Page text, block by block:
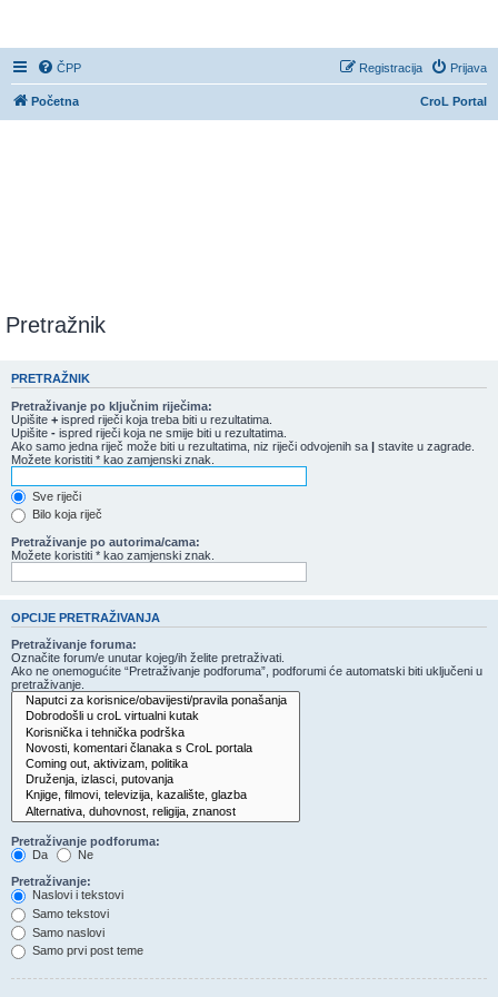
ČPP Prijava
Registracija
CroL Portal
Početna
Pretražnik
PRETRAŽNIK
Pretraživanje po ključnim riječima:
Upišite + ispred riječi koja treba biti u rezultatima.
Upišite - ispred riječi koja ne smije biti u rezultatima.
Ako samo jedna riječ može biti u rezultatima, niz riječi odvojenih sa | stavite u zagrade.
Možete koristiti * kao zamjenski znak.
Sve riječi
Bilo koja riječ
Pretraživanje po autorima/cama:
Možete koristiti * kao zamjenski znak.
OPCIJE PRETRAŽIVANJA
Pretraživanje foruma:
Označite forum/e unutar kojeg/ih želite pretraživati.
Ako ne onemogućite “Pretraživanje podforuma”, podforumi će automatski biti uključeni u
pretraživanje.
Pretraživanje podforuma:
Da
Ne
Pretraživanje:
Naslovi i tekstovi
Samo tekstovi
Samo naslovi
Samo prvi post teme